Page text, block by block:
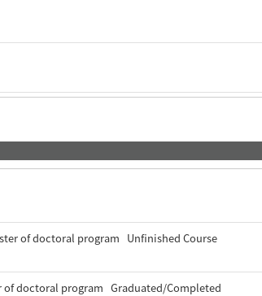
of doctoral program Unfinished Course
doctoral program Graduated/Completed